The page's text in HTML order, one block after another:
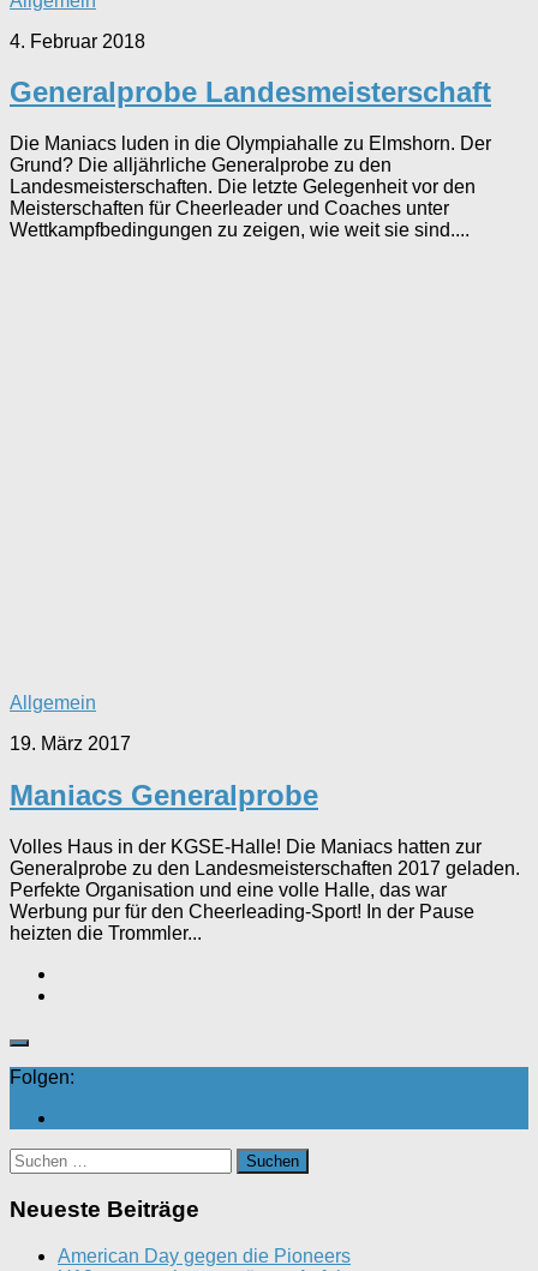
4. Februar 2018
Generalprobe Landesmeisterschaft
Die Maniacs luden in die Olympiahalle zu Elmshorn. Der
Grund? Die alljährliche Generalprobe zu den
Landesmeisterschaften. Die letzte Gelegenheit vor den
Meisterschaften für Cheerleader und Coaches unter
Wettkampfbedingungen zu zeigen, wie weit sie sind....
Allgemein
19. März 2017
Maniacs Generalprobe
Volles Haus in der KGSE-Halle! Die Maniacs hatten zur
Generalprobe zu den Landesmeisterschaften 2017 geladen.
Perfekte Organisation und eine volle Halle, das war
Werbung pur für den Cheerleading-Sport! In der Pause
heizten die Trommler...
Folgen:
Suchen
nach:
Neueste Beiträge
American Day gegen die Pioneers